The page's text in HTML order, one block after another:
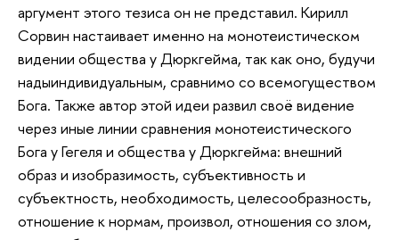
аргумент этого тезиса он не представил. Кирилл
Сорвин настаивает именно на монотеистическом
видении общества у Дюркгейма, так как оно, будучи
надыиндивидуальным, сравнимо со всемогуществом
Бога. Также автор этой идеи развил своё видение
через иные линии сравнения монотеистического
Бога у Гегеля и общества у Дюркгейма: внешний
образ и изобразимость, субъективность и
субъектность, необходимость, целесообразность,
отношение к нормам, произвол, отношения со злом,